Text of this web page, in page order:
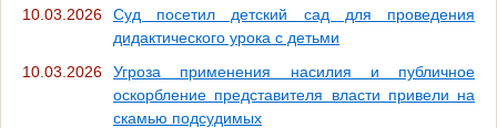
10.03.2026
Суд посетил детский сад для проведения
дидактического урока с детьми
10.03.2026
Угроза применения насилия и публичное
оскорбление представителя власти привели на
скамью подсудимых